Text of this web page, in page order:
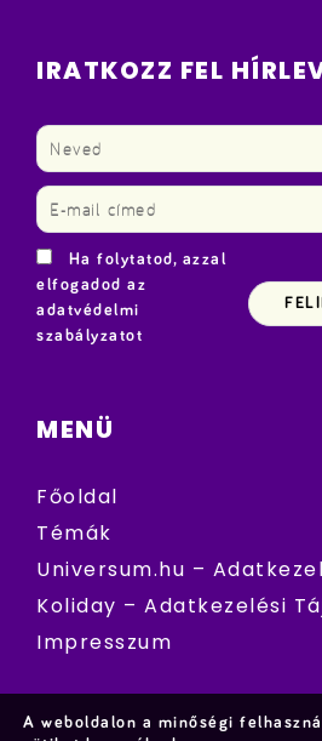
IRATKOZZ FEL
Ha folytatod, azzal
elfogadod az
adatvédelmi
szabályzatot
MENÜ
Főoldal
Témák
Universum.hu –
Koliday – Adatkezelési
Impresszum
A weboldalon a minőségi